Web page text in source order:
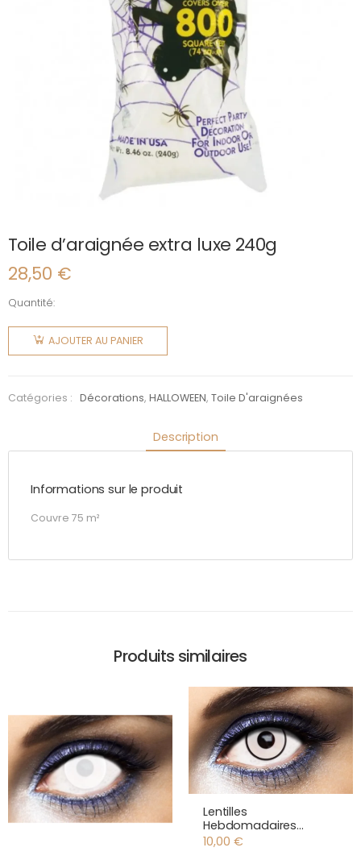
Toile d’araignée extra luxe 240g
28,50 €
Quantité:
quantité
de Toile
d'araignée
luxe
AJOUTER AU PANIER
Catégories : Décorations,HALLOWEEN,Toile D'araignées
Description
Informations sur le produit
Couvre 75 m²
Produits similaires
Lentilles
Hebdomadaires
Manson
10,00 €